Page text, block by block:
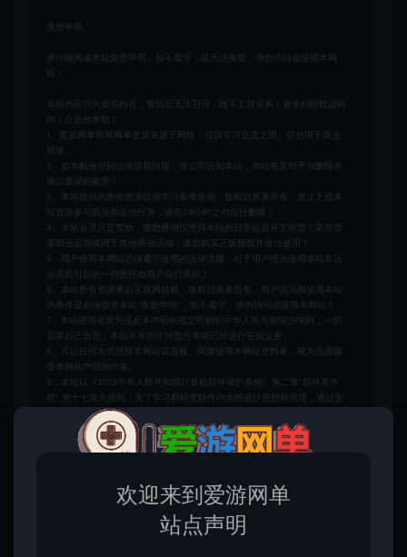
免责申明
请仔细阅读本站免责申明，如不遵守，或无法接受，请勿访问或使用本网
站！
本站内容均为虚拟内容，赞助后无法召回，顾不支持退换！避免纠纷耽误时
间！介意勿赞助！
1、爱游网单所有网单资源来源于网络，仅供学习交流之用。切勿用于商业
用途。
2、如本帖侵犯到任何版权问题，请立即告知本站，本站将及时予与删除并
致以最深的歉意！
3、本站提供的所有资源仅供学习参考使用，版权归原著所有，禁止下载本
站资源参与商业和非法行为，请在24小时之内自行删除！
4、本站会员只是赞助，赞助费用仅维持本站的日常运营开支所需！若您需
要商业运营或用于其他商业活动，请您购买正版授权并合法使用！
5、用户使用本网站必须遵守使用的法律法规，对于用户违法使用本站非法
运营而引起的一切责任由用户自行承担！
6、本站所有资源来自互联网转载，版权归原著所有，用户访问和使用本站
的条件是必须接受本站“免责申明”，如不遵守，请勿访问或使用本网站！
7、本站使用者因为违反本声明的规定而触犯中华人民共和国法律的，一切
后果自己负责，本站不承担任何责任本站已经进行告知义务。
8、凡以任何方式登陆本网站或直接、间接使用本网站资料者，视为自愿接
受本网站声明的约束。
9、本站以《2013中华人民共和国计算机软件保护条例》第二章"软件菩作
权” 第十七条为原则：为了学习和研究软件内含的设计思想和原理，通过安
装显示传输或者存储软件等方式使用软件的，可以不经软件著作权人许可，
不向其支付报酬。若有学员需要商用本站资源，请务必联系版权方购买正版
请注意：无所谓完美的内容，不包含BUG修复一类的修改服务！若要求较高
追求完美请勿赞助！欢迎来到爱游网单
站点声明